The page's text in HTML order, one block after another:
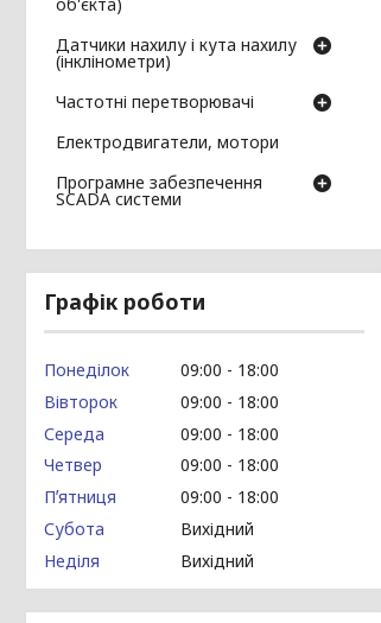
Датчики нахилу і кута нахилу
(інклінометри)
Частотні перетворювачі
Електродвигатели, мотори
Програмне забезпечення
SCADA системи
Графік роботи
Понеділок 09:00
18:00
Вівторок
09:00
18:00
Середа
09:00
18:00
Четвер
09:00
18:00
Пʼятниця
09:00
18:00
Субота
Вихідний
Неділя
Вихідний